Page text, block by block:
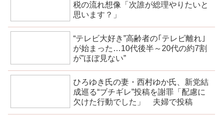
税の流れ想像「次誰が総理やりたいと
思います？」
“テレビ大好き”高齢者の｢テレビ離れ｣
が始まった…10代後半～20代の約7割
が”ほぼ見ない”
ひろゆき氏の妻・西村ゆか氏、新党結
成巡る“ブチギレ”投稿を謝罪「配慮に
欠けた行動でした」 夫婦で投稿